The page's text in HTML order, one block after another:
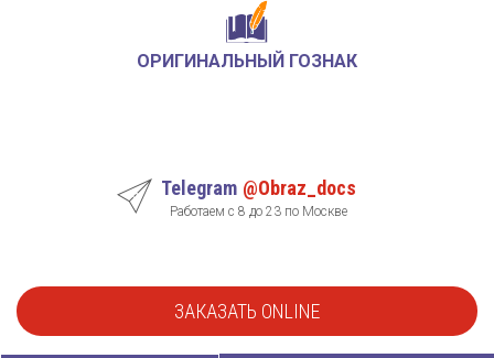
ОРИГИНАЛЬНЫЙ ГОЗНАК
Telegram @Obraz_docs
Работаем с 8 до 23 по Москве
ЗАКАЗАТЬ ONLINE